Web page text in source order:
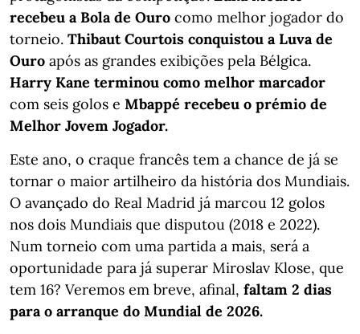
recebeu a Bola de Ouro como melhor jogador do
torneio. Thibaut Courtois conquistou a Luva de
Ouro após as grandes exibições pela Bélgica.
Harry Kane terminou como melhor marcador
com seis golos e Mbappé recebeu o prémio de
Melhor Jovem Jogador.
Este ano, o craque francês tem a chance de já se
tornar o maior artilheiro da história dos Mundiais.
O avançado do Real Madrid já marcou 12 golos
nos dois Mundiais que disputou (2018 e 2022).
Num torneio com uma partida a mais, será a
oportunidade para já superar Miroslav Klose, que
tem 16? Veremos em breve, afinal, faltam 2 dias
para o arranque do Mundial de 2026.